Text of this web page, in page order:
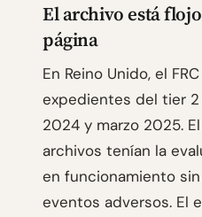
El archivo está
página
En Reino Unido, el
expedientes del tier
2024 y marzo 2025.
archivos tenían la
en funcionamiento
eventos adversos. El